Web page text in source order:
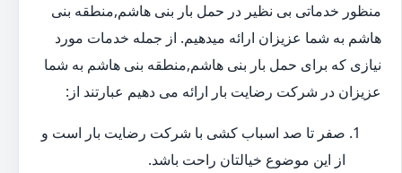
منظور خدماتی بی نظیر در حمل بار بنی هاشم,منطقه بنی
هاشم به شما عزیزان ارائه میدهیم. از جمله خدمات مورد
نیازی که برای حمل بار بنی هاشم,منطقه بنی هاشم به شما
عزیزان در شرکت رضایت بار ارائه می دهیم عبارتند از:
صفر تا صد اسباب کشی با شرکت رضایت بار است و
از این موضوع خیالتان راحت باشد.